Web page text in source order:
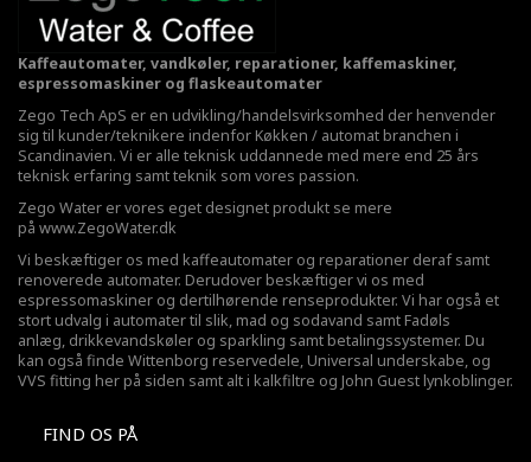
Kaffeautomater, vandkøler, reparationer, kaffemaskiner,
espressomaskiner og flaskeautomater
Zego Tech ApS er en udvikling/handelsvirksomhed der henvender
sig til kunder/teknikere indenfor Køkken / automat branchen i
Scandinavien. Vi er alle teknisk uddannede med mere end 25 års
teknisk erfaring samt teknik som vores passion.
Zego Water er vores eget designet produkt se mere
på www.ZegoWater.dk
Vi beskæftiger os med kaffeautomater og reparationer deraf samt
renoverede automater. Derudover beskæftiger vi os med
espressomaskiner og dertilhørende renseprodukter. Vi har også et
stort udvalg i automater til slik, mad og sodavand samt Fadøls
anlæg, drikkevandskøler og sparkling samt betalingssystemer. Du
kan også finde Wittenborg reservedele, Universal underskabe, og
VVS fitting her på siden samt alt i kalkfiltre og John Guest lynkoblinger.
FIND OS PÅ